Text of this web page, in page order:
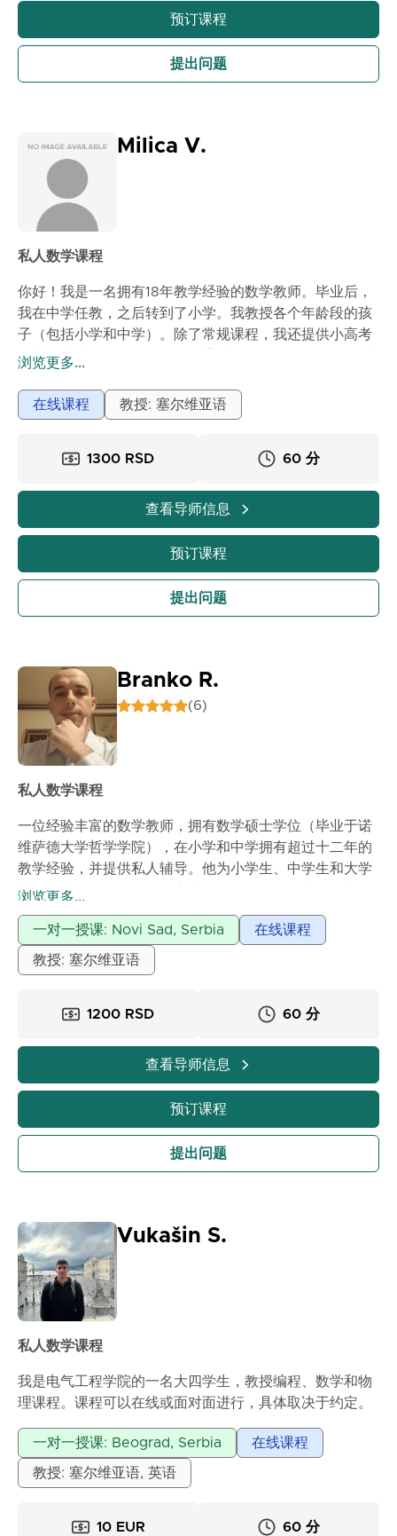
外的练习题，然后可以与我咨询任何不清楚的地方。我的
目标是让学生在解决数学问题时建立自信，并体验到数学
是可以理解和应用的，而不是难以理解的东西。
预订课程
提出问题
Milica V.
私人数学课程
你好！我是一名拥有18年教学经验的数学教师。毕业后，
我在中学任教，之后转到了小学。我教授各个年龄段的孩
子（包括小学和中学）。除了常规课程，我还提供小高考
和入学考试的准备课程。课程通过Google Meet平台在线
时跟随任务的解答。所有材料都保存在OneNote笔记本
中，课后我会以电子形式发送给你。价格：60分钟 –
浏览更多...
在线课程 教授: 塞尔维亚语
1300 RSD 60 分
查看导师信息
预订课程
提出问题
Branko R.
(6)
私人数学课程
一位经验丰富的数学教师，拥有数学硕士学位（毕业于诺
维萨德大学哲学学院），在小学和中学拥有超过十二年的
教学经验，并提供私人辅导。他为小学生、中学生和大学
生提供私人数学课程。耐心和坚持是我教学的主要特点。
浏览更多...
一对一授课: Novi Sad, Serbia 在线课程
教授: 塞尔维亚语
1200 RSD 60 分
查看导师信息
预订课程
提出问题
Vukašin S.
私人数学课程
我是电气工程学院的一名大四学生，教授编程、数学和物
理课程。课程可以在线或面对面进行，具体取决于约定。
浏览更多...
一对一授课: Beograd, Serbia 在线课程
教授: 塞尔维亚语, 英语
10 EUR 60 分